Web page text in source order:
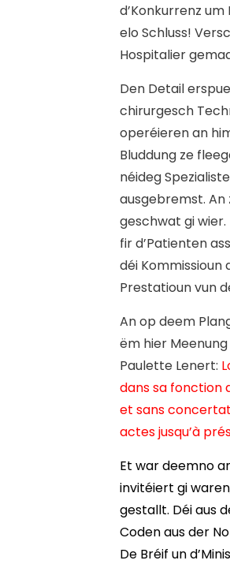
d’Konkurrenz
elo Schluss!
Hospitalier
Den Detail
chirurgesch
operéieren an
Bluddung ze
néideg
ausgebremst.
geschwat gi wier.
fir d’Patienten
déi
Prestatioun vun
An op deem
ëm hier
Paulette Lenert:
dans sa fonction
et sans
actes jusqu’à
Et war deemno
invitéiert gi
gestallt. Déi aus
Coden aus der
De Bréif un